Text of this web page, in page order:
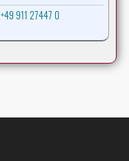
+49 911 27447 0